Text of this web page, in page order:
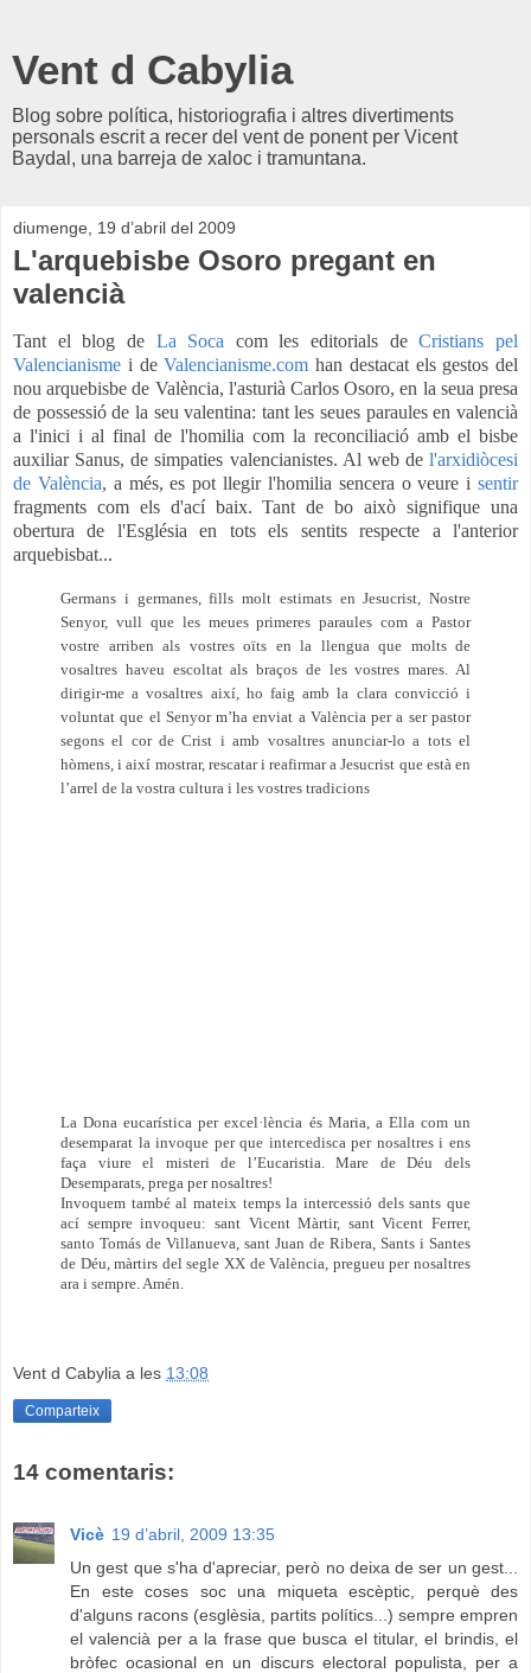
Vent d Cabylia
Blog sobre política, historiografia i altres divertiments
personals escrit a recer del vent de ponent per Vicent
Baydal, una barreja de xaloc i tramuntana.
diumenge, 19 d’abril del 2009
L'arquebisbe Osoro pregant en
valencià
Tant el blog de La Soca com les editorials deCristians pel
Valencianisme i deValencianisme.com han destacat els gestos del
nou arquebisbe de València, l'asturià Carlos Osoro, en la seua presa
de possessió de la seu valentina: tant les seues paraules en valencià
a l'inici i al final de l'homilia com la reconciliació amb el bisbe
auxiliar Sanus, de simpaties valencianistes. Al web de l'arxidiòcesi
de València, a més, es pot llegir l'homilia sencera o veure isentir
fragments com els d'ací baix. Tant de bo això signifique una
obertura de l'Església en tots els sentits respecte a l'anterior
arquebisbat...
Germans i germanes, fills molt estimats en Jesucrist, Nostre
Senyor, vull que les meues primeres paraules com a Pastor
vostre arriben als vostres oïts en la llengua que molts de
vosaltres haveu escoltat als braços de les vostres mares. Al
dirigir-me a vosaltres així, ho faig amb la clara convicció i
voluntat que el Senyor m’ha enviat a València per a ser pastor
segons el cor de Crist i amb vosaltres anunciar-lo a tots el
hòmens, i així mostrar, rescatar i reafirmar a Jesucrist que està en
l’arrel de la vostra cultura i les vostres tradicions
La Dona eucarística per excel·lència és Maria, a Ella com un
desemparat la invoque per que intercedisca per nosaltres i ens
faça viure el misteri de l’Eucaristia. Mare de Déu dels
Desemparats, prega per nosaltres!
Invoquem també al mateix temps la intercessió dels sants que
ací sempre invoqueu: sant Vicent Màrtir, sant Vicent Ferrer,
santo Tomás de Villanueva, sant Juan de Ribera, Sants i Santes
de Déu, màrtirs del segle XX de València, pregueu per nosaltres
ara i sempre. Amén.
Vent d Cabylia a les 13:08
Comparteix
14 comentaris:
Vicè 19 d’abril, 2009 13:35
Un gest que s'ha d'apreciar, però no deixa de ser un gest...
En este coses soc una miqueta escèptic, perquè des
d'alguns racons (esglèsia, partits polítics...) sempre empren
el valencià per a la frase que busca el titular, el brindis, el
bròfec ocasional en un discurs electoral populista, per a